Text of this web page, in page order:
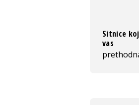
Sitnice
vas